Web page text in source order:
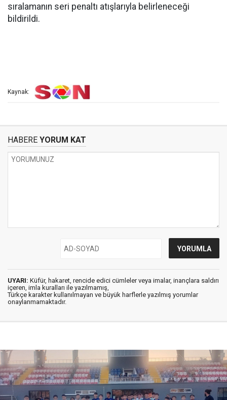
sıralamanın seri penaltı atışlarıyla belirleneceği
bildirildi.
Kaynak:
HABERE YORUM KAT
UYARI: Küfür, hakaret, rencide edici cümleler veya imalar, inançlara saldırı
içeren, imla kuralları ile yazılmamış,
Türkçe karakter kullanılmayan ve büyük harflerle yazılmış yorumlar
onaylanmamaktadır.